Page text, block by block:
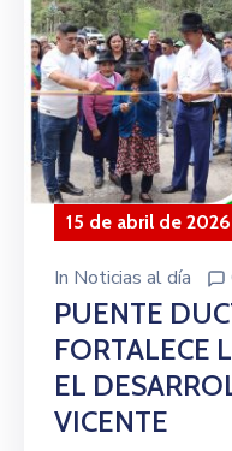
15 de abril de 2026
In Noticias al día
PUENTE
FORTALECE
EL
VICENTE